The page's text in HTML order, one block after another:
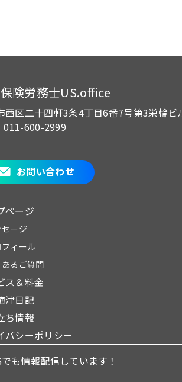
険労務士US.office
西区二十四軒3条4丁目6番7号第3栄輪ビ
011-600-2999
お問い合わせ
ページ
セージ
フィール
あるご質問
ス＆料金
津日記
ち情報
バシーポリシー
も情報配信しています！